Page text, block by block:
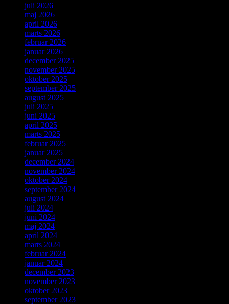
juli 2026
maj 2026
april 2026
marts 2026
februar 2026
januar 2026
december 2025
november 2025
oktober 2025
september 2025
august 2025
juli 2025
juni 2025
april 2025
marts 2025
februar 2025
januar 2025
december 2024
november 2024
oktober 2024
september 2024
august 2024
juli 2024
juni 2024
maj 2024
april 2024
marts 2024
februar 2024
januar 2024
december 2023
november 2023
oktober 2023
september 2023